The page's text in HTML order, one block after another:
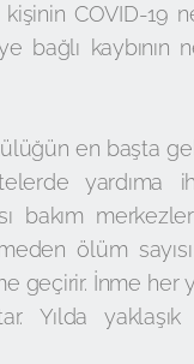
COVID-19
bağlı
en başta
yardıma
bakım
ölüm
geçirir. İnme
Yılda